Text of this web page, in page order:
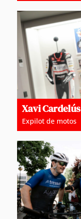
Xavi Cardelús
Expilot de motos